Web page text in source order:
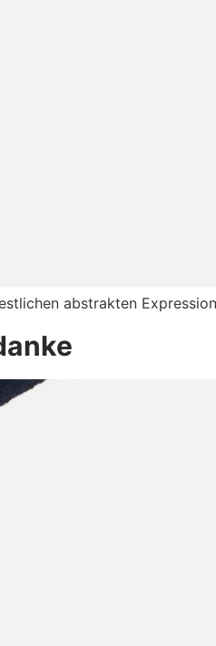
abstrakten